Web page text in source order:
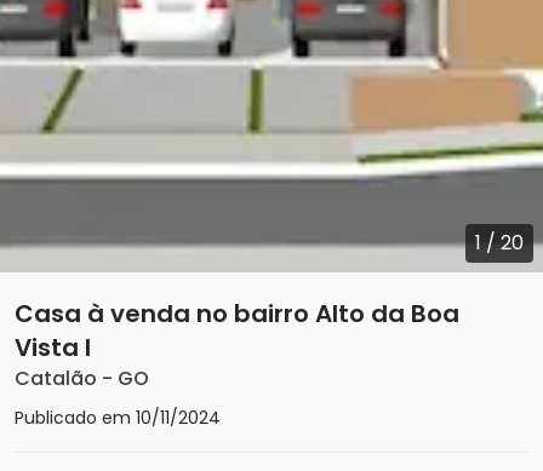
1 / 20
Casa à venda no bairro Alto da Boa
Vista I
Catalão - GO
Publicado em 10/11/2024